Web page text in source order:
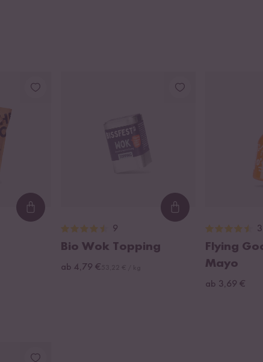
Loading... Loading...
9
Bio Wok Topping
ab 4,79 €
Flying
Mayo
ab 3,69 €